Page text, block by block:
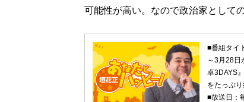
可能性が高い。なので政治家として
■番組タイ
～3月28日
卓3DAYS
をたっぷ
■放送日：